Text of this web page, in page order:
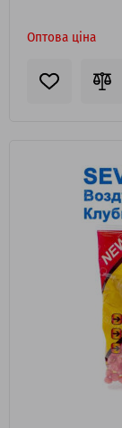
Оптова ціна